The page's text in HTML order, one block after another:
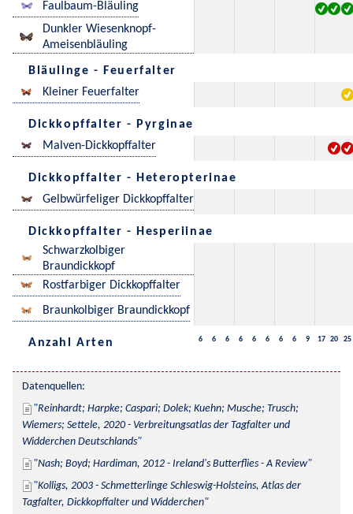
Faulbaum-Bläuling
Dunkler Wiesenknopf-
Ameisenbläuling
Bläulinge - Feuerfalter
Kleiner Feuerfalter
Dickkopffalter - Pyrginae
Malven-Dickkopffalter
Dickkopffalter - Heteropterinae
Gelbwürfeliger Dickkopffalter
Dickkopffalter - Hesperiinae
Schwarzkolbiger
Braundickkopf
Rostfarbiger Dickkopffalter
Braunkolbiger Braundickkopf
Anzahl Arten 6 6 6 6 6 6 6 6 9 17 20 25
Datenquellen:
Reinhardt; Harpke; Caspari; Dolek; Kuehn; Musche; Trusch;
Wiemers; Settele, 2020 - Verbreitungsatlas der Tagfalter und
Widderchen Deutschlands
Nash; Boyd; Hardiman, 2012 - Ireland's Butterflies - A Review
Kolligs, 2003 - Schmetterlinge Schleswig-Holsteins, Atlas der
Tagfalter, Dickkopffalter und Widderchen